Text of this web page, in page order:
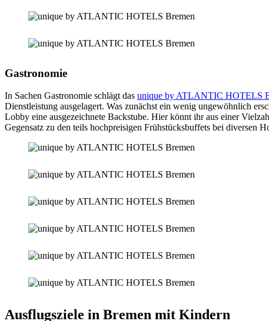
Gastronomie
In Sachen Gastronomie schlägt das unique by ATLANTIC HOTELS
Dienstleistung ausgelagert. Was zunächst ein wenig ungewöhnlich
Lobby eine ausgezeichnete Backstube. Hier könnt ihr aus einer
Gegensatz zu den teils hochpreisigen Frühstücksbuffets bei diversen
Ausflugsziele in Bremen mit Kindern